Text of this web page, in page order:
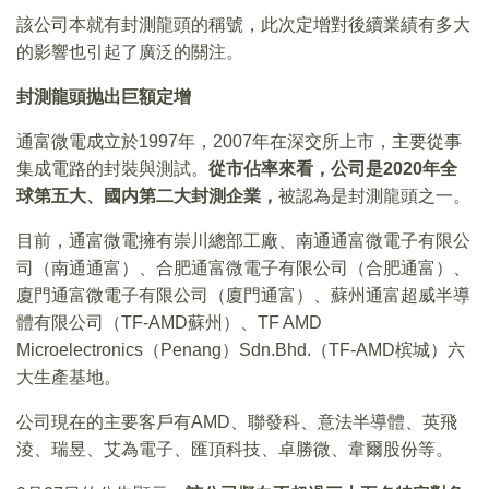
該公司本就有封測龍頭的稱號，此次定增對後續業績有多大
的影響也引起了廣泛的關注。
封測龍頭抛出巨額定增
通富微電成立於1997年，2007年在深交所上市，主要從事
集成電路的封裝與測試。 從市佔率來看，公司是2020年全
球第五大、國内第二大封測企業， 被認為是封測龍頭之一。
目前，通富微電擁有崇川總部工廠、南通通富微電子有限公
司（南通通富）、合肥通富微電子有限公司（合肥通富）、
廈門通富微電子有限公司（廈門通富）、蘇州通富超威半導
體有限公司（TF-AMD蘇州）、TF AMD
Microelectronics（Penang）Sdn.Bhd.（TF-AMD槟城）六
大生產基地。
公司現在的主要客戶有AMD、聯發科、意法半導體、英飛
淩、瑞昱、艾為電子、匯頂科技、卓勝微、韋爾股份等。